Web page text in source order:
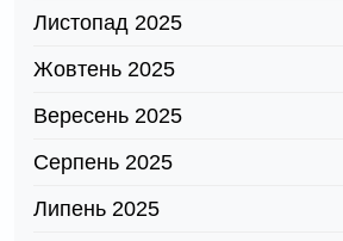
Листопад 2025
Жовтень 2025
Вересень 2025
Серпень 2025
Липень 2025